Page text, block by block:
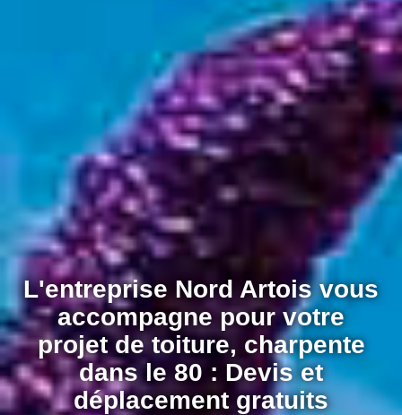
L'entreprise Nord Artois vous
accompagne pour votre
projet de toiture, charpente
dans le 80 : Devis et
déplacement gratuits